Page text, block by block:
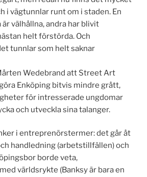
i vägtunnlar runt om i staden. En
välhållna, andra har blivit
helt förstörda. Och
tunnlar som helt saknar
Wedebrand att Street Art
Enköping bitvis mindre grått,
för intresserade ungdomar
och utveckla sina talanger.
i entreprenörstermer: det går åt
handledning (arbetstillfällen) och
borde veta,
världsrykte (Banksy är bara en